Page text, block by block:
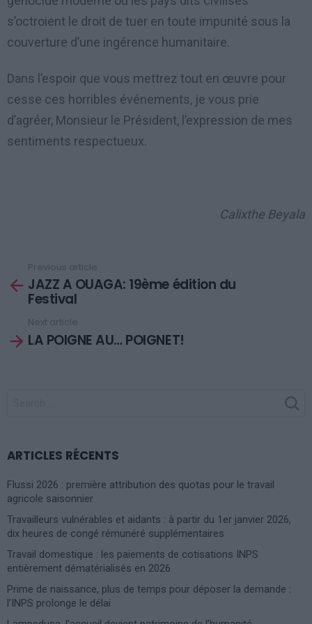
s’octroient le droit de tuer en toute impunité sous la
couverture d’une ingérence humanitaire.
Dans l’espoir que vous mettrez tout en œuvre pour
cesse ces horribles événements, je vous prie
d’agréer, Monsieur le Président, l’expression de mes
sentiments respectueux.
Calixthe Beyala
more
Previous article
JAZZ A OUAGA: 19ème édition du
Festival
Next article
LA POIGNE AU… POIGNET!
ARTICLES RÉCENTS
Flussi 2026 : première attribution des quotas pour le travail
agricole saisonnier
Travailleurs vulnérables et aidants : à partir du 1er janvier 2026,
dix heures de congé rémunéré supplémentaires
Travail domestique : les paiements de cotisations INPS
entièrement dématérialisés en 2026
Prime de naissance, plus de temps pour déposer la demande :
l’INPS prolonge le délai